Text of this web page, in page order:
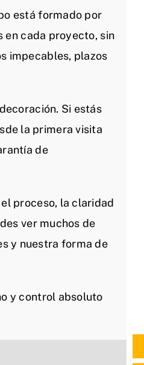
está formado por
cada proyecto, sin
impecables, plazos
Si estás
la primera visita
de
proceso, la claridad
ver muchos de
y nuestra forma de
y control absoluto